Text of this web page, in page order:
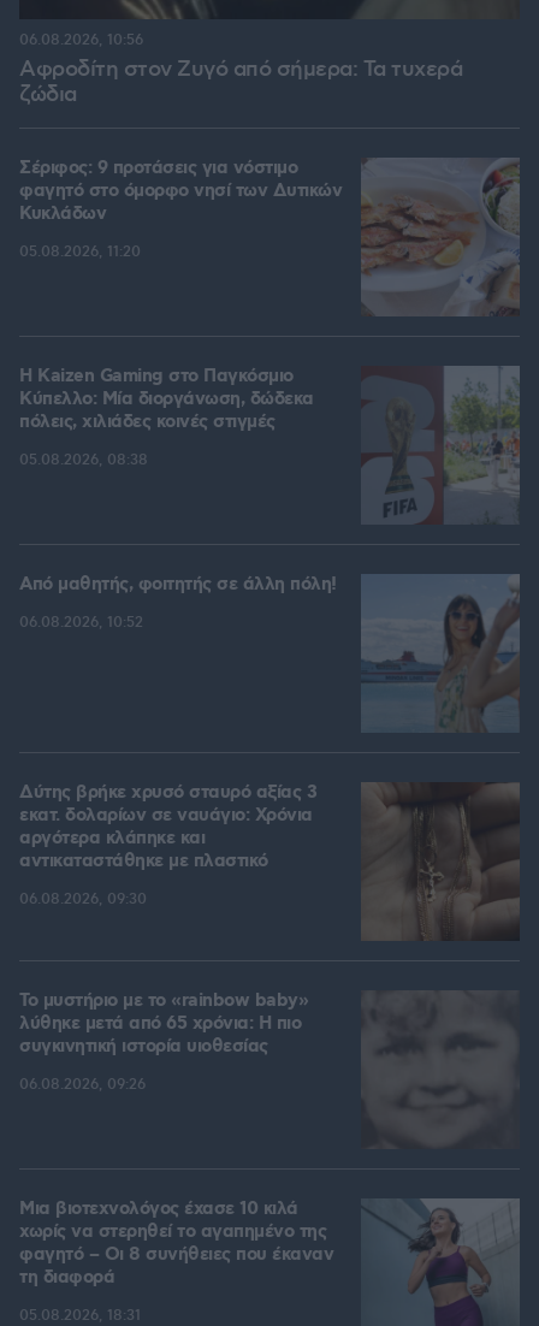
Αφροδίτη στον Ζυγό από σήμερα: Τα τυχερά
ζώδια
06.08.2026, 10:56
Σέριφος: 9 προτάσεις για νόστιμο
φαγητό στο όμορφο νησί των Δυτικών
Κυκλάδων
05.08.2026, 11:20
H Kaizen Gaming στο Παγκόσμιο
Kύπελλο: Μία διοργάνωση, δώδεκα
πόλεις, χιλιάδες κοινές στιγμές
05.08.2026, 08:38
Από μαθητής, φοιτητής σε άλλη πόλη!
06.08.2026, 10:52
Δύτης βρήκε χρυσό σταυρό αξίας 3
εκατ. δολαρίων σε ναυάγιο: Χρόνια
αργότερα κλάπηκε και
αντικαταστάθηκε με πλαστικό
06.08.2026, 09:30
Το μυστήριο με το «rainbow baby»
λύθηκε μετά από 65 χρόνια: Η πιο
συγκινητική ιστορία υιοθεσίας
06.08.2026, 09:26
Μια βιοτεχνολόγος έχασε 10 κιλά
χωρίς να στερηθεί το αγαπημένο της
φαγητό – Οι 8 συνήθειες που έκαναν
τη διαφορά
05.08.2026, 18:31